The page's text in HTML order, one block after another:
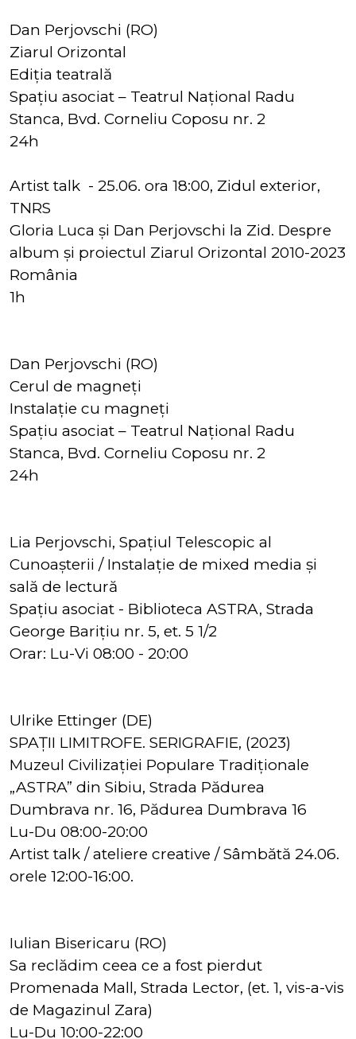
Dan Perjovschi (RO)
Ziarul Orizontal
Ediția teatrală
Spațiu asociat – Teatrul Național Radu
Stanca, Bvd. Corneliu Coposu nr. 2
24h
Artist talk - 25.06. ora 18:00, Zidul exterior,
TNRS
Gloria Luca și Dan Perjovschi la Zid. Despre
album și proiectul Ziarul Orizontal 2010-2023
România
1h
Dan Perjovschi (RO)
Cerul de magneți
Instalație cu magneți
Spațiu asociat – Teatrul Național Radu
Stanca, Bvd. Corneliu Coposu nr. 2
24h
Lia Perjovschi, Spațiul Telescopic al
Cunoașterii / Instalație de mixed media și
sală de lectură
Spațiu asociat - Biblioteca ASTRA, Strada
George Barițiu nr. 5, et. 5 1/2
Orar: Lu-Vi 08:00 - 20:00
Ulrike Ettinger (DE)
SPAȚII LIMITROFE. SERIGRAFIE, (2023)
Muzeul Civilizației Populare Tradiționale
„ASTRA” din Sibiu, Strada Pădurea
Dumbrava nr. 16, Pădurea Dumbrava 16
Lu-Du 08:00-20:00
Artist talk / ateliere creative / Sâmbătă 24.06.
orele 12:00-16:00.
Iulian Bisericaru (RO)
Sa reclădim ceea ce a fost pierdut
Promenada Mall, Strada Lector, (et. 1, vis-a-vis
de Magazinul Zara)
Lu-Du 10:00-22:00